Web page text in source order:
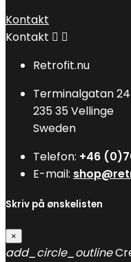
Kontakt
Kontakt  
Retrofit.nu
Terminalgatan 24
235 35 Vellinge
Sweden
Telefon: +46
E-mail:
Skriv på ønskelisten
×
add_circle_outline